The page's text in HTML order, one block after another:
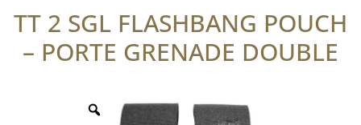
TT 2 SGL FLASHBANG POUCH
– PORTE GRENADE DOUBLE